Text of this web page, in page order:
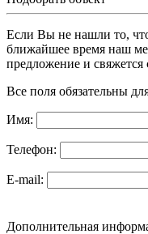
Если Вы не нашли то, что
ближайшее время наш
предложение и свяжется
Все поля обязательны
Имя:
Телефон:
E-mail:
Дополнительная